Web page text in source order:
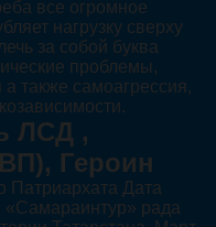
все огромное
нагрузку сверху
за собой буква
проблемы,
а также самоагрессия,
ЛСД ,
Героин
Патриархата Дата
рада